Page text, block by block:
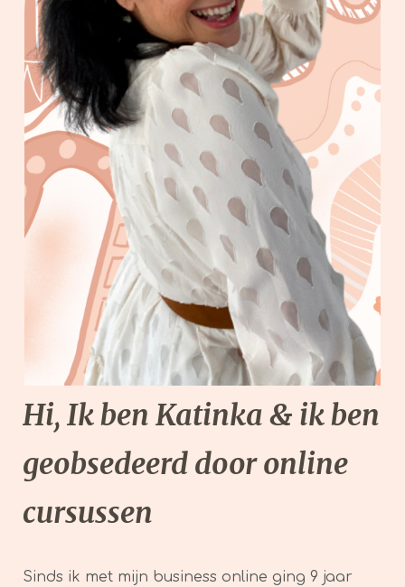
Hi, Ik ben Katinka & ik ben
geobsedeerd door online
cursussen
Sinds ik met mijn business online ging 9 jaar